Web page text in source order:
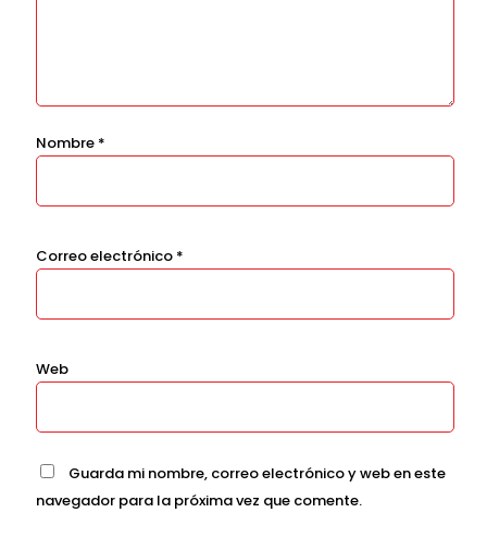
Nombre *
Correo electrónico *
Web
Guarda mi nombre, correo electrónico y web en este
navegador para la próxima vez que comente.